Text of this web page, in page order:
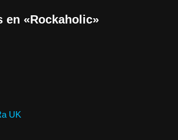
en «Rockaholic»
UK